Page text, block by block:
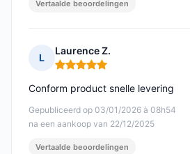
Vertaalde beoordelingen
L
Laurence Z.
Opmerking: 5 van 5
Gepubliceerd op 03/01/2026 à 08h54
na een aankoop van 22/12/2025
Conform product snelle levering
Vertaalde beoordelingen